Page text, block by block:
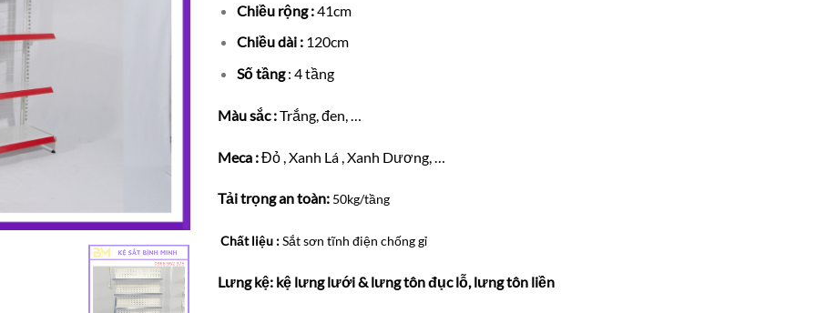
Chiều rộng :41cm
Chiều dài :120cm
Số tầng: 4 tầng
Màu sắc :Trắng, đen, …
Meca :Đỏ , Xanh Lá , Xanh Dương, …
Tải trọng an toàn: 50kg/tầng
Chất liệu :Sắt sơn tĩnh điện chống gỉ
Lưng kệ: kệ lưng lưới & lưng tôn đục lỗ, lưng tôn liền